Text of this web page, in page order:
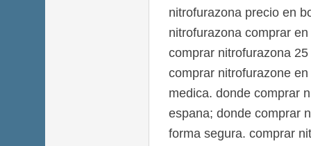
nitrofurazona precio en
nitrofurazona comprar
comprar nitrofurazona
comprar nitrofurazone
medica. donde comprar
espana; donde comprar
forma segura. comprar